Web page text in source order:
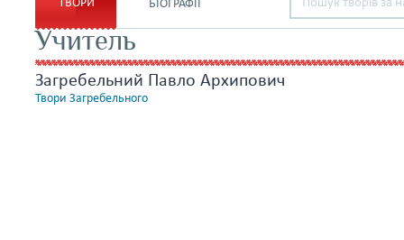
ТВОРИ БІОГРАФІЇ
Учитель
Загребельний Павло Архипович
Твори Загребельного